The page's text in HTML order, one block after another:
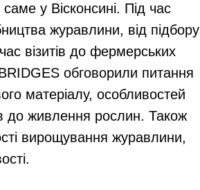
у Вісконсині. Під час
журавлини, від підбору
візитів до фермерських
обговорили питання
матеріалу, особливостей
до живлення рослин. Також
вирощування журавлини,